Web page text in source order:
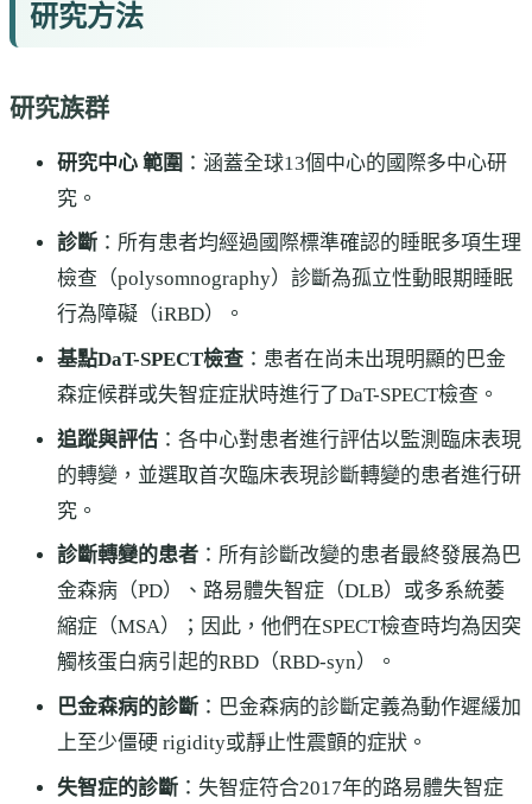
研究方法
研究族群
研究中心 範圍 ：涵蓋全球13個中心的國際多中心研
究。
診斷 ：所有患者均經過國際標準確認的睡眠多項生理
檢查（polysomnography）診斷為孤立性動眼期睡眠
行為障礙（iRBD）。
基點DaT-SPECT檢查 ：患者在尚未出現明顯的巴金
森症候群或失智症症狀時進行了DaT-SPECT檢查。
追蹤與評估 ：各中心對患者進行評估以監測臨床表現
的轉變，並選取首次臨床表現診斷轉變的患者進行研
究。
診斷轉變的患者 ：所有診斷改變的患者最終發展為巴
金森病（PD）、路易體失智症（DLB）或多系統萎
縮症（MSA）；因此，他們在SPECT檢查時均為因突
觸核蛋白病引起的RBD（RBD-syn）。
巴金森病的診斷 ：巴金森病的診斷定義為動作遲緩加
上至少僵硬 rigidity或靜止性震顫的症狀。
失智症的診斷 ：失智症符合2017年的路易體失智症